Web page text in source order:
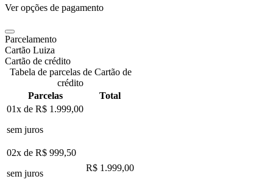
Ver opções de pagamento
Parcelamento
Cartão Luiza
Cartão de crédito
Tabela de parcelas de Cartão de
crédito
Parcelas
Total
01x de R$ 1.999,00
sem juros
02x de R$ 999,50
sem juros
R$ 1.999,00